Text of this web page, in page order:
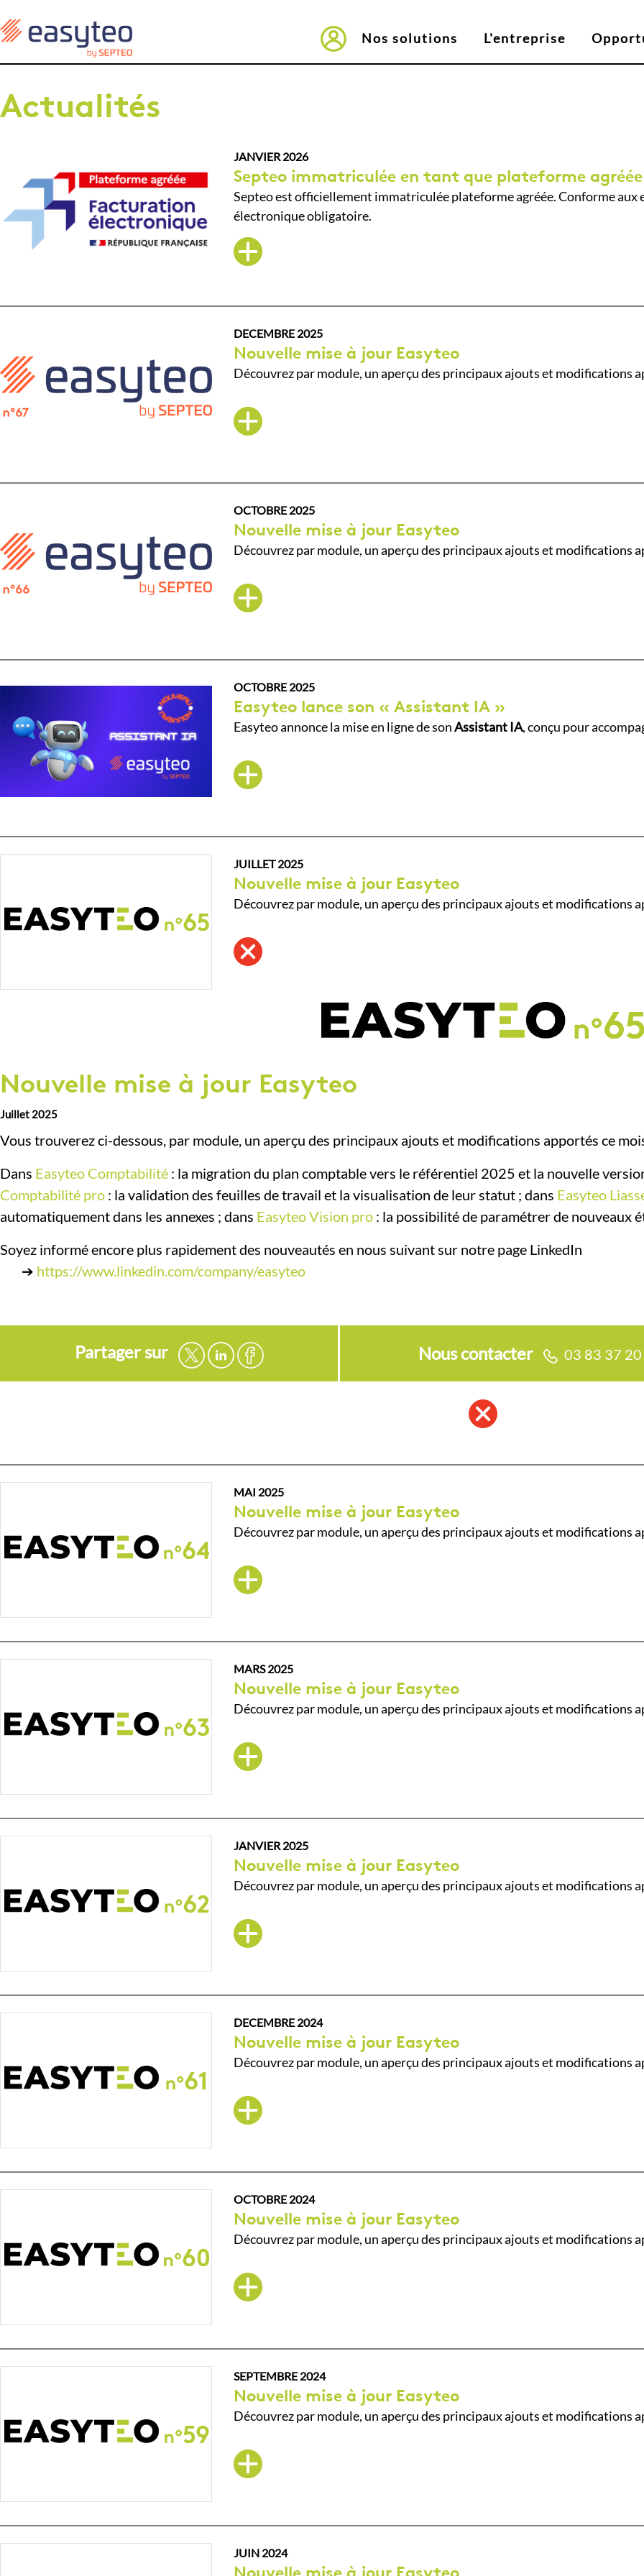
Connexion vers EasyTeo
Nos solutions L'entreprise
Actualités
JANVIER 2026
Septeo immatriculée en tant que plateforme agréée
Septeo est officiellement immatriculée plateforme agréée. Conforme aux
électronique obligatoire.
DECEMBRE 2025
Nouvelle mise à jour Easyteo
Découvrez par module, un aperçu des principaux ajouts et modifications
OCTOBRE 2025
Nouvelle mise à jour Easyteo
Découvrez par module, un aperçu des principaux ajouts et modifications
OCTOBRE 2025
Easyteo lance son « Assistant IA »
Easyteo annonce la mise en ligne de sonAssistant IA, conçu pour
JUILLET 2025
Nouvelle mise à jour Easyteo
Découvrez par module, un aperçu des principaux ajouts et modifications
Nouvelle mise à jour Easyteo
Juillet 2025
Vous trouverez ci-dessous, par module, un aperçu des principaux ajouts et modifications apportés ce
Dans Easyteo Comptabilité : la migration du plan comptable vers le référentiel 2025 et la nouvelle
Comptabilité pro : la validation des feuilles de travail et la visualisation de leur statut ; dans Easyteo
automatiquement dans les annexes ; dans Easyteo Vision pro : la possibilité de paramétrer de nouveaux
Soyez informé encore plus rapidement des nouveautés en nous suivant sur notre page LinkedIn
➔ https://www.linkedin.com/company/easyteo
Partager sur Nous contacter 03 83 37
MAI 2025
Nouvelle mise à jour Easyteo
Découvrez par module, un aperçu des principaux ajouts et modifications
MARS 2025
Nouvelle mise à jour Easyteo
Découvrez par module, un aperçu des principaux ajouts et modifications
JANVIER 2025
Nouvelle mise à jour Easyteo
Découvrez par module, un aperçu des principaux ajouts et modifications
DECEMBRE 2024
Nouvelle mise à jour Easyteo
Découvrez par module, un aperçu des principaux ajouts et modifications
OCTOBRE 2024
Nouvelle mise à jour Easyteo
Découvrez par module, un aperçu des principaux ajouts et modifications
SEPTEMBRE 2024
Nouvelle mise à jour Easyteo
Découvrez par module, un aperçu des principaux ajouts et modifications
JUIN 2024